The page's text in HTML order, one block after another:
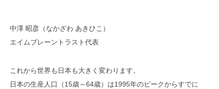
中澤 昭彦（なかざわ あきひこ）
エイムブレーントラスト代表
これから世界も日本も大きく変わります。
日本の生産人口（15歳～64歳）は1995年のピークからすでに